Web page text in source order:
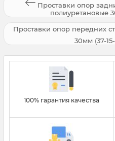
Проставки опор
полиуретановые
Проставки опор передних
30мм (37-
100% гарантия качества